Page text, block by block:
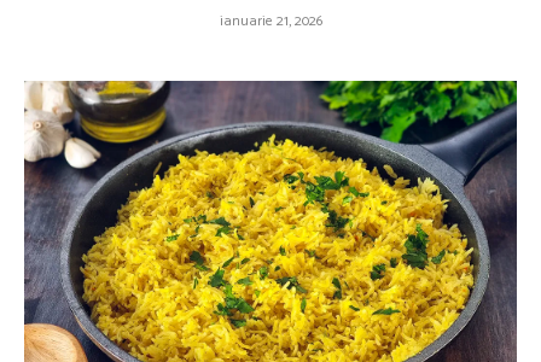
ianuarie 21, 2026